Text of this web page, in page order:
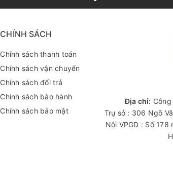
CHÍNH SÁCH
Chính sách thanh toán
Chính sách vận chuyển
Chính sách đổi trả
Chính sách bảo hành
Chính sách bảo mật
Địa chỉ:
Trụ sở : 306 Ngõ
Nội VPGD : Số 178